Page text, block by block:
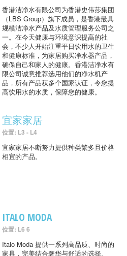
香港洁净水有限公司为香港史伟莎集团
（LBS Group）旗下成员，是香港最具
规模洁净水产品及水质管理服务公司之
一。在今天健康与环境意识提高的社
会，不少人开始注重平日饮用水的卫生
和健康标准，为家居购买净水器产品，
确保自己和家人的健康。香港洁净水有
限公司诚意推荐选用他们的净水机产
品，所有产品获多个国家认证，令您提
高饮用水的水质，保障您的健康。
宜家家居
位置: L3 - L4
宜家家居不断努力提供种类繁多且价格
相宜的产品。
ITALO MODA
位置: L6 6
Italo Moda 提供一系列高品质、时尚的
家具，完美结合奢华与舒适的选择。